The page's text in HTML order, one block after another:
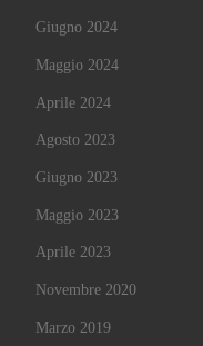
Giugno 2024
Maggio 2024
Aprile 2024
Agosto 2023
Giugno 2023
Maggio 2023
Aprile 2023
Novembre 2020
Marzo 2019